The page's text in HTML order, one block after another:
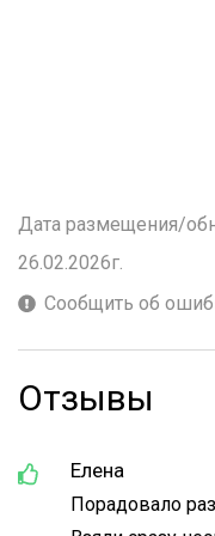
Дата размещения/
26.02.2026г.
Сообщить об
Отзывы
Елена
Порадовало